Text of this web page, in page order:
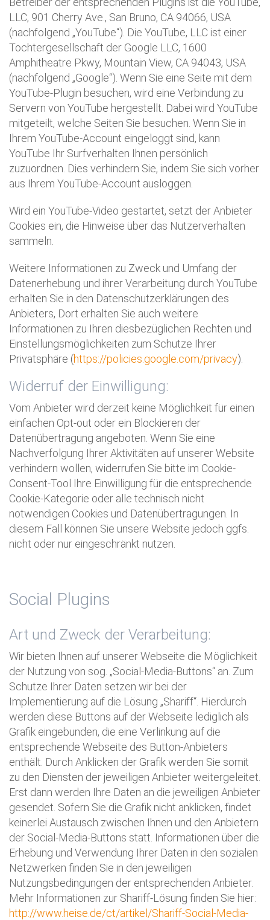
LLC, 901 Cherry Ave., San Bruno, CA 94066, USA
(nachfolgend „YouTube“). Die YouTube, LLC ist einer
Tochtergesellschaft der Google LLC, 1600
Amphitheatre Pkwy, Mountain View, CA 94043, USA
(nachfolgend „Google“). Wenn Sie eine Seite mit dem
YouTube-Plugin besuchen, wird eine Verbindung zu
Servern von YouTube hergestellt. Dabei wird YouTube
mitgeteilt, welche Seiten Sie besuchen. Wenn Sie in
Ihrem YouTube-Account eingeloggt sind, kann
YouTube Ihr Surfverhalten Ihnen persönlich
zuzuordnen. Dies verhindern Sie, indem Sie sich vorher
aus Ihrem YouTube-Account ausloggen.
Wird ein YouTube-Video gestartet, setzt der Anbieter
Cookies ein, die Hinweise über das Nutzerverhalten
sammeln.
Weitere Informationen zu Zweck und Umfang der
Datenerhebung und ihrer Verarbeitung durch YouTube
erhalten Sie in den Datenschutzerklärungen des
Anbieters, Dort erhalten Sie auch weitere
Informationen zu Ihren diesbezüglichen Rechten und
Einstellungsmöglichkeiten zum Schutze Ihrer
Privatsphäre (https://policies.google.com/privacy).
Widerruf der Einwilligung:
Vom Anbieter wird derzeit keine Möglichkeit für einen
einfachen Opt-out oder ein Blockieren der
Datenübertragung angeboten. Wenn Sie eine
Nachverfolgung Ihrer Aktivitäten auf unserer Website
verhindern wollen, widerrufen Sie bitte im Cookie-
Consent-Tool Ihre Einwilligung für die entsprechende
Cookie-Kategorie oder alle technisch nicht
notwendigen Cookies und Datenübertragungen. In
diesem Fall können Sie unsere Website jedoch ggfs.
nicht oder nur eingeschränkt nutzen.
Social Plugins
Art und Zweck der Verarbeitung:
Wir bieten Ihnen auf unserer Webseite die Möglichkeit
der Nutzung von sog. „Social-Media-Buttons“ an. Zum
Schutze Ihrer Daten setzen wir bei der
Implementierung auf die Lösung „Shariff“. Hierdurch
werden diese Buttons auf der Webseite lediglich als
Grafik eingebunden, die eine Verlinkung auf die
entsprechende Webseite des Button-Anbieters
enthält. Durch Anklicken der Grafik werden Sie somit
zu den Diensten der jeweiligen Anbieter weitergeleitet.
Erst dann werden Ihre Daten an die jeweiligen Anbieter
gesendet. Sofern Sie die Grafik nicht anklicken, findet
keinerlei Austausch zwischen Ihnen und den Anbietern
der Social-Media-Buttons statt. Informationen über die
Erhebung und Verwendung Ihrer Daten in den sozialen
Netzwerken finden Sie in den jeweiligen
Nutzungsbedingungen der entsprechenden Anbieter.
Mehr Informationen zur Shariff-Lösung finden Sie hier:
http://www.heise.de/ct/artikel/Shariff-Social-Media-